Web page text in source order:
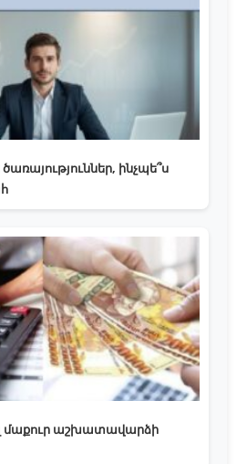
ինչպե՞ս
մաքուր աշխատավարձի